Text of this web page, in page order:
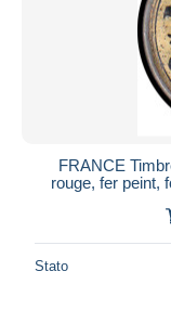
FRANCE
rouge, fer peint,
Stato